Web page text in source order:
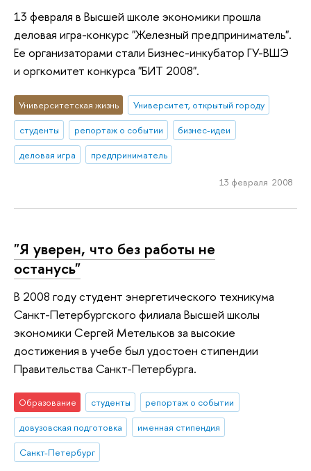
13 февраля в Высшей школе экономики прошла
деловая игра-конкурс "Железный предприниматель".
Ее организаторами стали Бизнес-инкубатор ГУ-ВШЭ
и оргкомитет конкурса "БИТ 2008".
Университетская жизнь
Университет, открытый городу
студенты
репортаж о событии
бизнес-идеи
деловая игра
предприниматель
13 февраля 2008
"Я уверен, что без работы не
останусь"
В 2008 году студент энергетического техникума
Санкт-Петербургского филиала Высшей школы
экономики Сергей Метельков за высокие
достижения в учебе был удостоен стипендии
Правительства Санкт-Петербурга.
Образование студенты
репортаж о событии
довузовская подготовка
именная стипендия
Санкт-Петербург